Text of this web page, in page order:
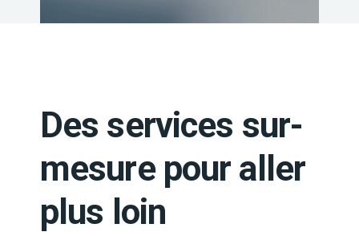
Des services sur-
mesure pour aller
plus loin